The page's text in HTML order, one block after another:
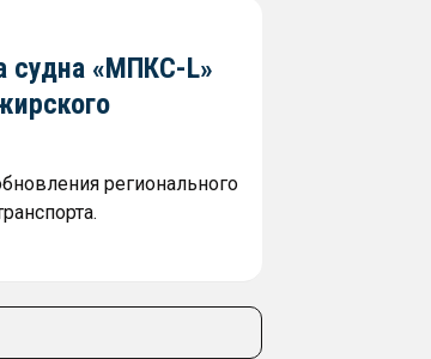
судна «МПКС-L»
регионального